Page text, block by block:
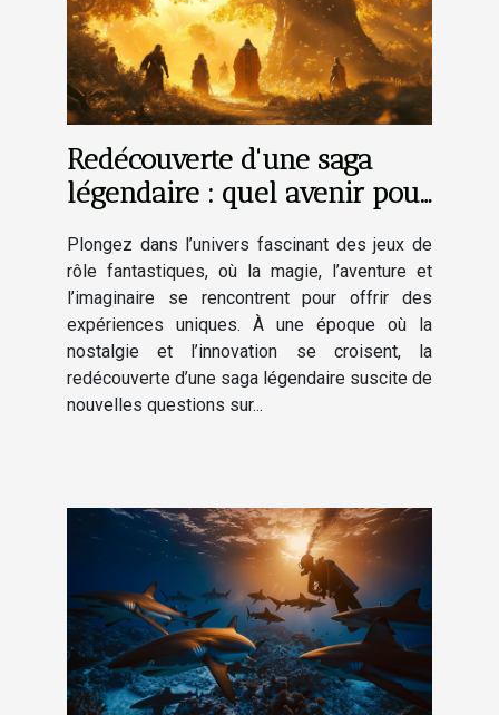
Redécouverte d'une saga
légendaire : quel avenir pour
?
Plongez dans l’univers fascinant des jeux de
rôle fantastiques, où la magie, l’aventure et
l’imaginaire se rencontrent pour offrir des
expériences uniques. À une époque où la
nostalgie et l’innovation se croisent, la
redécouverte d’une saga légendaire suscite de
nouvelles questions sur...